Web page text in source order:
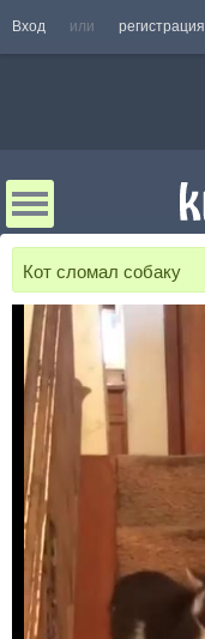
Вход или регистрация
Кот сломал собаку